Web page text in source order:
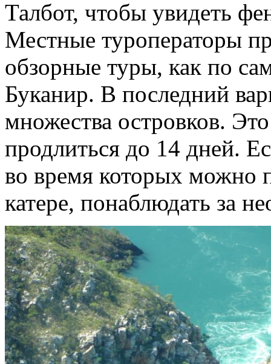
Талбот, чтобы увидеть
Местные туроператоры
обзорные туры, как по
Буканир. В последний
множества островков.
продлиться до 14 дней.
во время которых можно
катере, понаблюдать за